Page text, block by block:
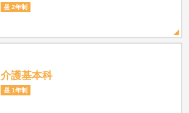
昼 2年制
介護基本科
昼 1年制